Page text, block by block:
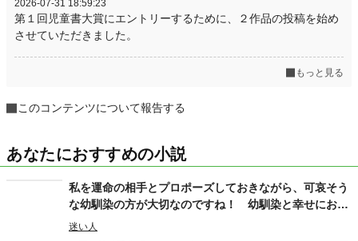
2026-07-31 18:59:23
第１回児童書大賞にエントリーするために、２作品の投稿を始め
させていただきました。
もっと見る
このコンテンツについて報告する
あなたにおすすめの小説
私を運命の相手とプロポーズしておきながら、可哀そう
な幼馴染の方が大切なのですね！ 幼馴染と幸せにお過
ごしください
迷い人